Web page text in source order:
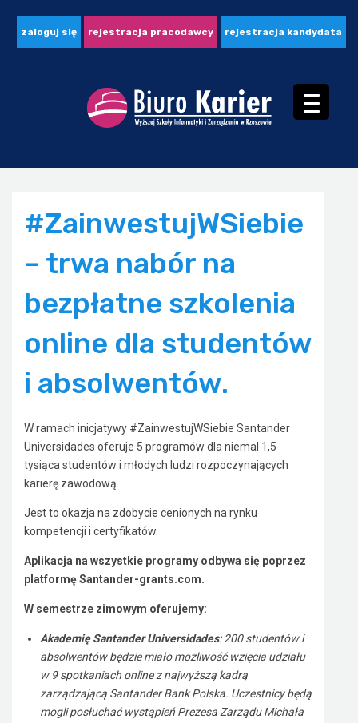
zaloguj się rejestracja pracodawcy rejestracja kandydata
#ZainwestujWSiebie
– trwa nabór na
bezpłatne szkolenia
online dla studentów
i absolwentów.
W ramach inicjatywy #ZainwestujWSiebie Santander
Universidades oferuje 5 programów dla niemal 1,5
tysiąca studentów i młodych ludzi rozpoczynających
karierę zawodową.
Jest to okazja na zdobycie cenionych na rynku
kompetencji i certyfikatów.
Aplikacja na wszystkie programy odbywa się poprzez
platformę Santander-grants.com.
W semestrze zimowym oferujemy:
Akademię Santander Universidades: 200 studentów i
absolwentów będzie miało możliwość wzięcia udziału
w 9 spotkaniach online z najwyższą kadrą
zarządzającą Santander Bank Polska. Uczestnicy będą
mogli posłuchać wystąpień Prezesa Zarządu Michała